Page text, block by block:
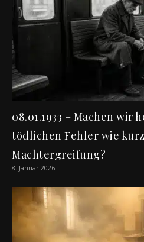
08.01.1933 – Machen wir
tödlichen Fehler wie
Machtergreifung?
8. Januar 2026